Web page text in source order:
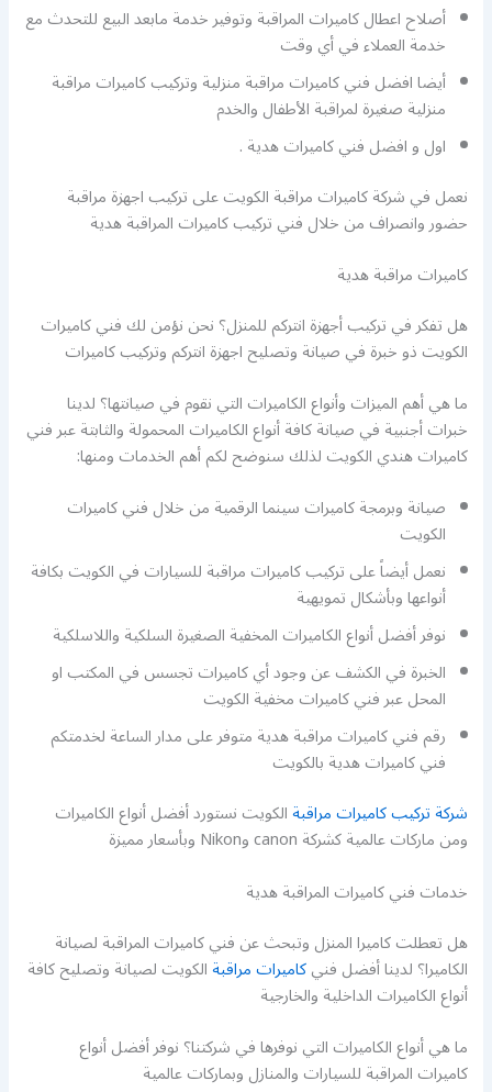
أصلاح اعطال كاميرات المراقبة وتوفير خدمة مابعد البيع للتحدث مع
خدمة العملاء في أي وقت
أيضا افضل فني كاميرات مراقبة منزلية وتركيب كاميرات مراقبة
منزلية صغيرة لمراقبة الأطفال والخدم
اول و افضل فني كاميرات هدية .
نعمل في شركة كاميرات مراقبة الكويت على تركيب اجهزة مراقبة
حضور وانصراف من خلال فني تركيب كاميرات المراقبة هدية
كاميرات مراقبة هدية
هل تفكر في تركيب أجهزة انتركم للمنزل؟ نحن نؤمن لك فني كاميرات
الكويت ذو خبرة في صيانة وتصليح اجهزة انتركم وتركيب كاميرات
ما هي أهم الميزات وأنواع الكاميرات التي نقوم في صيانتها؟ لدينا
خبرات أجنبية في صيانة كافة أنواع الكاميرات المحمولة والثابتة عبر فني
كاميرات هندي الكويت لذلك سنوضح لكم أهم الخدمات ومنها:
صيانة وبرمجة كاميرات سينما الرقمية من خلال فني كاميرات
الكويت
نعمل أيضاً على تركيب كاميرات مراقبة للسيارات في الكويت بكافة
أنواعها وبأشكال تمويهية
نوفر أفضل أنواع الكاميرات المخفية الصغيرة السلكية واللاسلكية
الخبرة في الكشف عن وجود أي كاميرات تجسس في المكتب او
المحل عبر فني كاميرات مخفية الكويت
رقم فني كاميرات مراقبة هدية متوفر على مدار الساعة لخدمتكم
فني كاميرات هدية بالكويت
شركة تركيب كاميرات مراقبةالكويت نستورد أفضل أنواع الكاميرات
ومن ماركات عالمية كشركة canon وNikon وبأسعار مميزة
خدمات فني كاميرات المراقبة هدية
هل تعطلت كاميرا المنزل وتبحث عن فني كاميرات المراقبة لصيانة
الكاميرا؟ لدينا أفضل فنيكاميرات مراقبةالكويت لصيانة وتصليح كافة
أنواع الكاميرات الداخلية والخارجية
ما هي أنواع الكاميرات التي نوفرها في شركتنا؟ نوفر أفضل أنواع
كاميرات المراقبة للسيارات والمنازل وبماركات عالمية